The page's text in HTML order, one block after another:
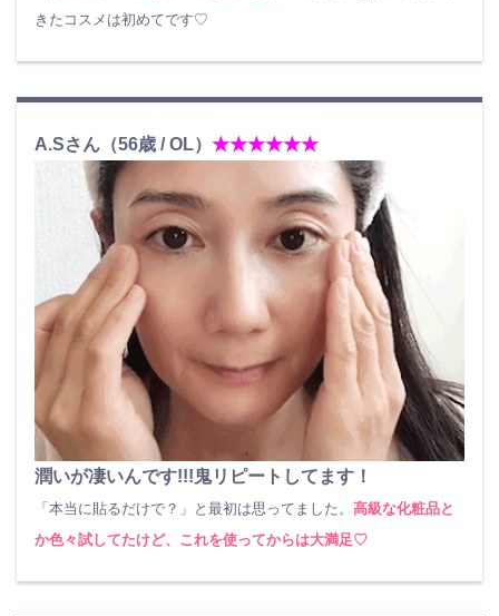
きたコスメは初めてです♡
A.Sさん（56歳 / OL） ★★★★★★
潤いが凄いんです!!!鬼リピートしてます！
「本当に貼るだけで？」と最初は思ってました。 高級な化粧品と
か色々試してたけど、これを使ってからは大満足♡